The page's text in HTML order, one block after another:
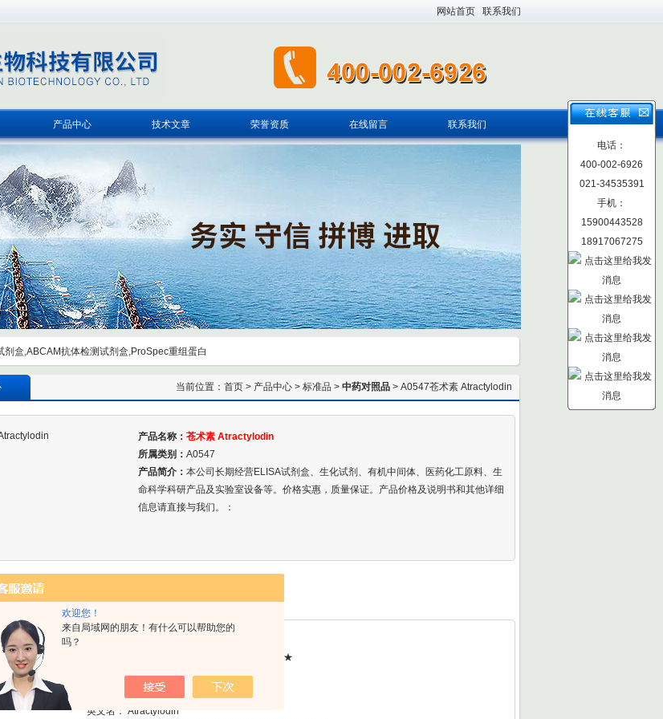
欢迎您！
来自局域网的朋友！有什么可以帮助您的
吗？
网站首页 联系我们
产品中心 技术文章 荣誉资质 在线留言 联系我们
盒,ABCAM抗体检测试剂盒,ProSpec重组蛋白
当前位置： 首页 > 产品中心 > 标准品 > 中药对照品 > A0547苍术素 Atractylodin
产品名称： 苍术素 Atractylodin
所属类别： A0547
产品简介： 本公司长期经营ELISA试剂盒、生化试剂、有机中间体、医药化工原料、生
命科学科研产品及实验室设备等。价格实惠，质量保证。产品价格及说明书和其他详细
信息请直接与我们。：
检测方法及含量：HPLC≥98%规格：20mg/支 单价：★现货★
产品中文名称： 苍术素
英文名： Atractylodin
电话：
400-002-6926
021-34535391
手机：
15900443528
18917067275